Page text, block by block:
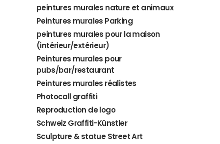
peintures murales nature et animaux
Peintures murales Parking
peintures murales pour la maison
(intérieur/extérieur)
Peintures murales pour
pubs/bar/restaurant
Peintures murales réalistes
Photocall graffiti
Reproduction de logo
Schweiz Graffiti-Künstler
Sculpture & statue Street Art